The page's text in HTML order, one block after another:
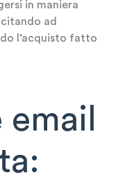
in maniera
ad
l’acquisto fatto